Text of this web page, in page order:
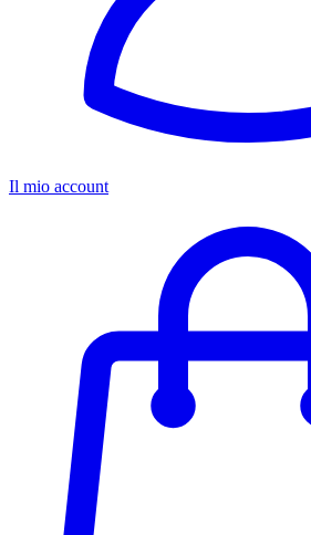
Il mio account